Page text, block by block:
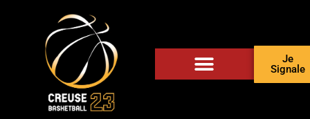
Je
Signale